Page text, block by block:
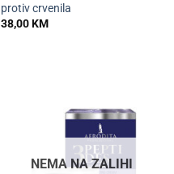
protiv crvenila
38,00KM
NEMA NA ZALIHI